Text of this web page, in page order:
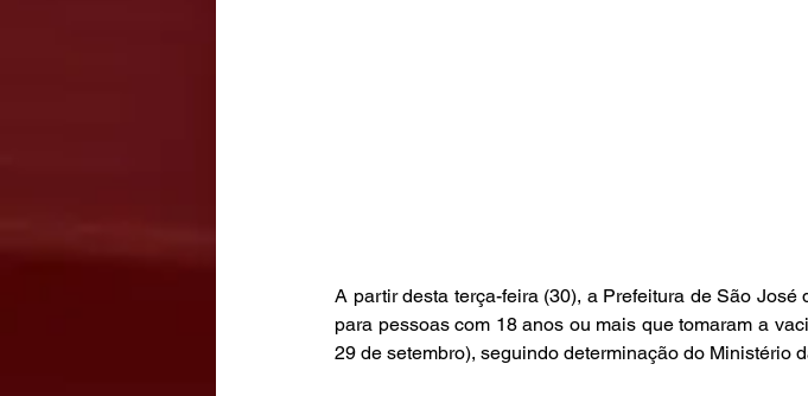
A partir desta terça-feira (30), a Prefeitura de São
para pessoas com 18 anos ou mais que tomaram a
29 de setembro), seguindo determinação do Ministério